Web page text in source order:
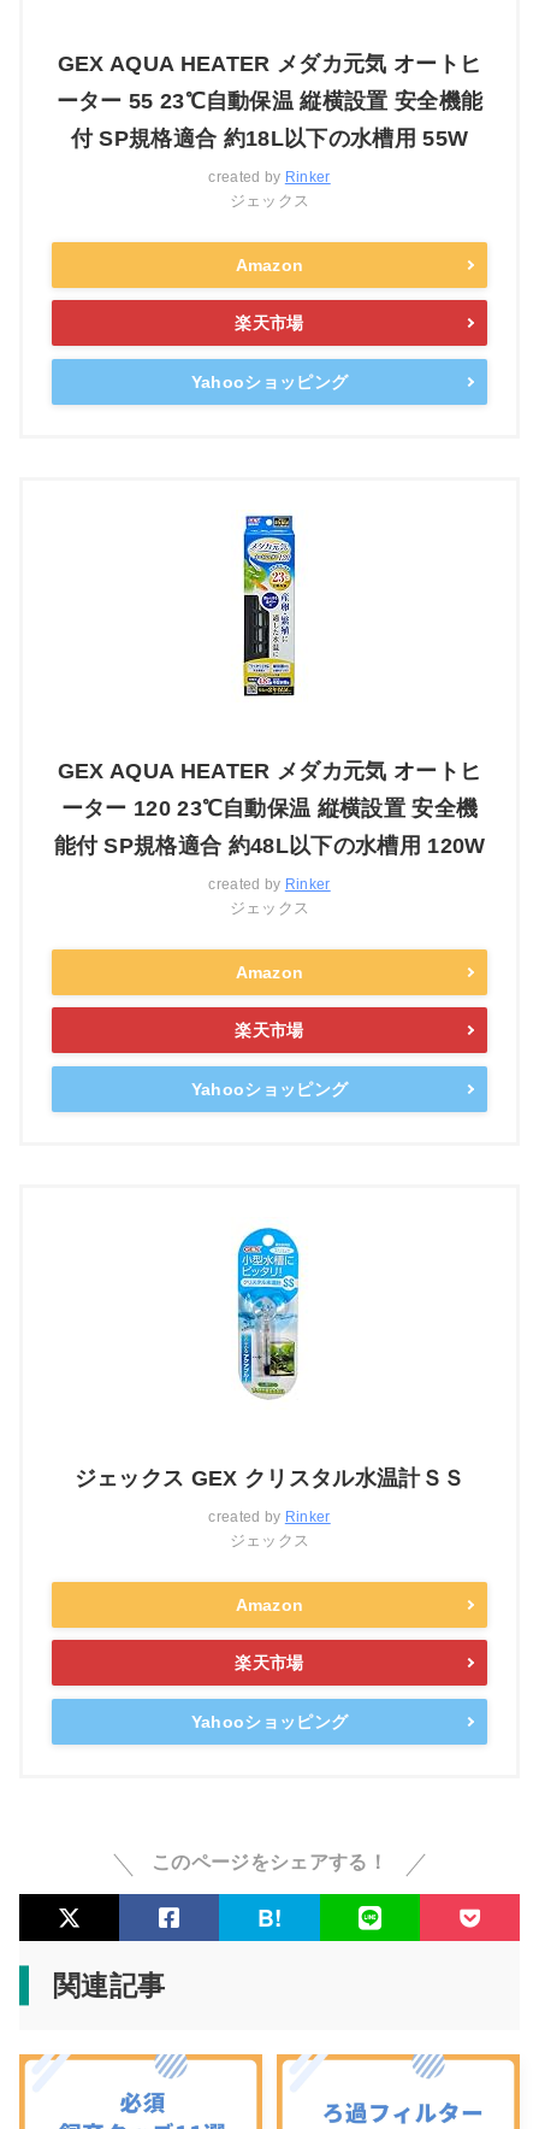
GEX AQUA HEATER メダカ元気 オートヒ
ーター 55 23℃自動保温 縦横設置 安全機能
付 SP規格適合 約18L以下の水槽用 55W
created by Rinker
ジェックス
Amazon
楽天市場
Yahooショッピング
GEX AQUA HEATER メダカ元気 オートヒ
ーター 120 23℃自動保温 縦横設置 安全機
能付 SP規格適合 約48L以下の水槽用 120W
created by Rinker
ジェックス
Amazon
楽天市場
Yahooショッピング
ジェックス GEX クリスタル水温計ＳＳ
created by Rinker
ジェックス
Amazon
楽天市場
Yahooショッピング
このページをシェアする！
関連記事